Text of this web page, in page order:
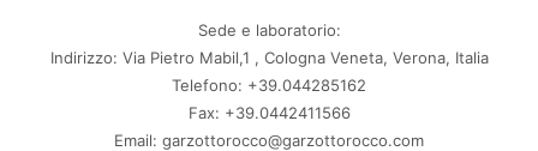
Sede e laboratorio:
Indirizzo: Via Pietro Mabil,1 , Cologna Veneta, Verona, Italia
Telefono: +39.044285162
Fax: +39.0442411566
Email: garzottorocco@garzottorocco.com